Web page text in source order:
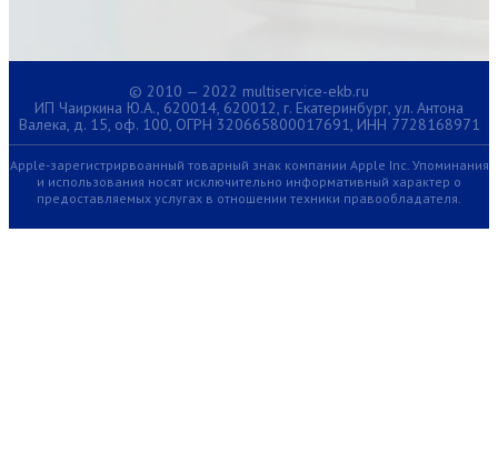
© 2010 — 2022 multiservice-ekb.ru
ИП Чаиркина Ю.А., 620014, 620012, г. Екатеринбург, ул. Антона
Валека, д. 15, оф. 100, ОГРН 320665800017691, ИНН 7728168971
Apple-зарегистрирвоанный товарный знак компании Apple Inc. Упоминания
и использования носят исключительно информативный характер о
предоставляемых услугах в отношении техники правообладателя.